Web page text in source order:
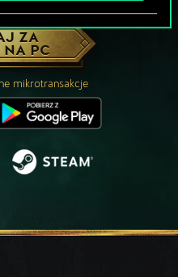
ZA
PC
mikrotransakcje